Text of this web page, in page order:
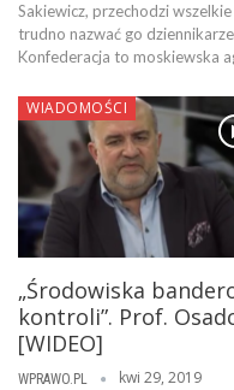
Sakiewicz, przechodzi
trudno nazwać go
Konfederacja to moskiewska
WIADOMOŚCI
„Środowiska
kontroli”. Prof.
[WIDEO]
WPRAWO.PL kwi 29, 2019